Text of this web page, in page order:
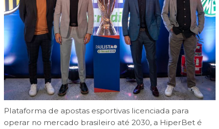
Plataforma de apostas esportivas licenciada para
operar no mercado brasileiro até 2030, a HiperBet é